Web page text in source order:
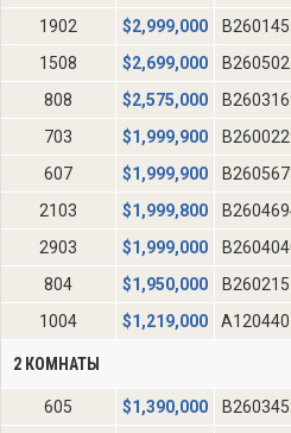
1902
$2,999,000
1508
$2,699,000
808
$2,575,000
703
$1,999,900
607
$1,999,900
2103
$1,999,800
2903
$1,999,000
804
$1,950,000
1004
$1,219,000
2 КОМНАТЫ
605 $1,390,000